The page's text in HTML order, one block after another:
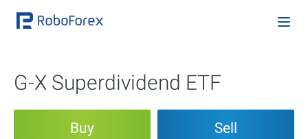
G-X Superdividend ETF
Buy Sell